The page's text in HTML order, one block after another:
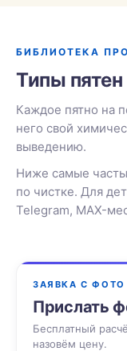
БИБЛИОТЕКА
Типы пятен
Каждое пятно на
него свой
выведению.
Ниже самые
по чистке. Для
Telegram, MAX-
ЗАЯВКА С ФОТО
Прислать
Бесплатный
назовём цену.